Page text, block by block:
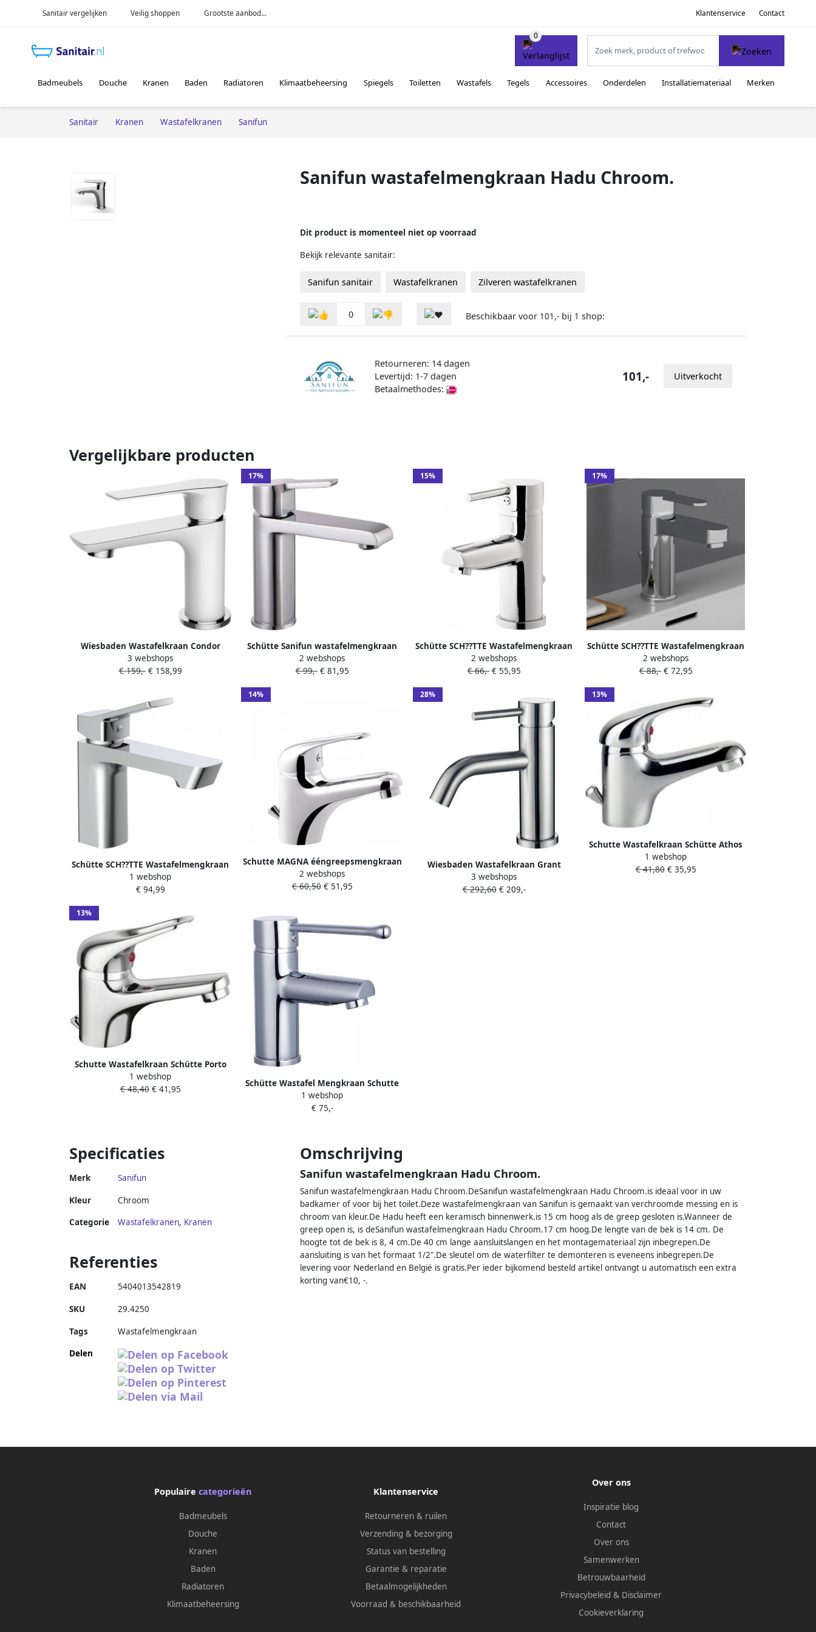
Sanitair vergelijken Veilig shoppen Grootste aanbod... Klantenservice Contact
Badmeubels Douche Kranen Baden Radiatoren Klimaatbeheersing Spiegels Toiletten Wastafels Tegels Accessoires Onderdelen Installatiemateriaal Merken
Sanitair Kranen Wastafelkranen Sanifun
Sanifun wastafelmengkraan Hadu Chroom.
Dit product is momenteel niet op voorraad
Bekijk relevante sanitair:
Sanifun sanitair Wastafelkranen Zilveren wastafelkranen
0 Beschikbaar voor 101,- bij 1 shop:
Retourneren: 14 dagen
Levertijd: 1-7 dagen
Betaalmethodes:
101,- Uitverkocht
Vergelijkbare producten
Wiesbaden Wastafelkraan Condor
Opbouw Laag Mengkraan Rond
Chroom Wit 1 Greeps
3 webshops
€ 159,-€ 158,99
17%
Schütte Sanifun wastafelmengkraan
Vita Chroom + afvoerplug.
2 webshops
€ 99,-€ 81,95
15%
Schütte SCH??TTE Wastafelmengkraan
ATLANTA chroomkleurig
2 webshops
€ 66,-€ 55,95
17%
Schütte SCH??TTE Wastafelmengkraan
ELEPHANT chroomkleurig
2 webshops
€ 88,-€ 72,95
Schütte SCH??TTE Wastafelmengkraan
STILO chroomkleurig
1 webshop
€ 94,99
14%
Schutte MAGNA ééngreepsmengkraan
wastafel chroom
2 webshops
€ 60,50€ 51,95
28%
Wiesbaden Wastafelkraan Grant
Opbouw Laag Mengkraan Rond RVS 1
Greeps
3 webshops
€ 292,60€ 209,-
13%
Schutte Wastafelkraan Schütte Athos
Eéngreepsmengkraan Geluidloos
Chroom
1 webshop
€ 41,80€ 35,95
13%
Schutte Wastafelkraan Schütte Porto
Eéngreepsmengkraan Geluidloos
Chroom
1 webshop
€ 48,40€ 41,95
Schütte Wastafel Mengkraan Schutte
Active Life Chroom
1 webshop
€ 75,-
Specificaties
Merk Sanifun
Kleur
Chroom
Categorie
Wastafelkranen, Kranen
Omschrijving
Sanifun wastafelmengkraan Hadu Chroom.
Sanifun wastafelmengkraan Hadu Chroom.DeSanifun wastafelmengkraan Hadu Chroom.is ideaal voor in uw
badkamer of voor bij het toilet.Deze wastafelmengkraan van Sanifun is gemaakt van verchroomde messing en is
chroom van kleur.De Hadu heeft een keramisch binnenwerk.is 15 cm hoog als de greep gesloten is.Wanneer de
greep open is, is deSanifun wastafelmengkraan Hadu Chroom.17 cm hoog.De lengte van de bek is 14 cm. De
hoogte tot de bek is 8, 4 cm.De 40 cm lange aansluitslangen en het montagemateriaal zijn inbegrepen.De
aansluiting is van het formaat 1/2".De sleutel om de waterfilter te demonteren is eveneens inbegrepen.De
levering voor Nederland en België is gratis.Per ieder bijkomend besteld artikel ontvangt u automatisch een extra
korting van€10, -.
Referenties
EAN 5404013542819
SKU 29.4250
Tags
Wastafelmengkraan
Delen
Populaire categorieën
Badmeubels
Douche
Kranen
Baden
Radiatoren
Klimaatbeheersing
Klantenservice
Retourneren & ruilen
Verzending & bezorging
Status van bestelling
Garantie & reparatie
Betaalmogelijkheden
Voorraad & beschikbaarheid
Over ons
Inspiratie blog
Contact
Over ons
Samenwerken
Betrouwbaarheid
Privacybeleid & Disclaimer
Cookieverklaring